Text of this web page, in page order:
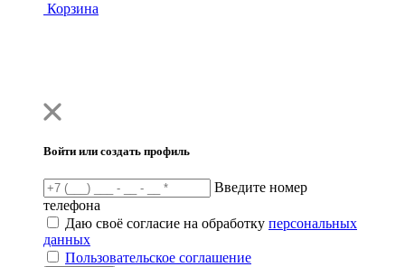
Корзина
Войти или создать профиль
Введите номер
телефона
Даю своё согласие на обработку персональных
данных
Пользовательское соглашение